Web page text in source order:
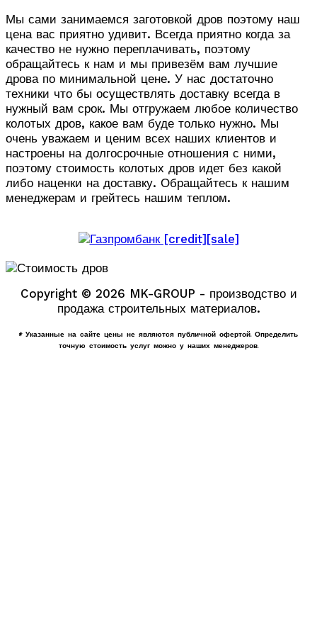
Мы сами занимаемся заготовкой дров поэтому наш
цена вас приятно удивит. Всегда приятно когда за
качество не нужно переплачивать, поэтому
обращайтесь к нам и мы привезём вам лучшие
дрова по минимальной цене. У нас достаточно
техники что бы осуществлять доставку всегда в
нужный вам срок. Мы отгружаем любое количество
колотых дров, какое вам буде только нужно. Мы
очень уважаем и ценим всех наших клиентов и
настроены на долгосрочные отношения с ними,
поэтому стоимость колотых дров идет без какой
либо наценки на доставку. Обращайтесь к нашим
менеджерам и грейтесь нашим теплом.
Copyright © 2026 MK-GROUP - производство и
продажа строительных материалов.
* Указанные на сайте цены не являются публичной офертой. Определить
точную стоимость услуг можно у наших менеджеров.